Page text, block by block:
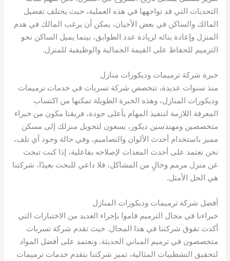
التحديات التي قد تواجهها في هذه العملية، حيث يختلف تفضيل
المالك والساكن في بعض الأحيان، يمكن أن يرغب المالك في هدم
المنزل وإعادة بنائه لزيادة عدد الطوابق، بينما يميل الساكن نحو
الترميم للحفاظ على القيمة الجمالية والوظيفية للمنزل.
خبرة شركة ترميمات وديكورات منازل
منذ سنوات عديدة، تتخصص شركة تسربات في خدمات ترميمات
وديكورات المنازل، وهذه الخبرة الطويلة تمكنها من اكتساب
المعرفة اللازمة لتنفيذ المهام بأعلى جودة، فريقنا مكون من خبراء
متخصصين ومهندسين ديكور، يسعون لتحويل منزلك إلى مسكن
مميز باستخدام أحدث الألوان والتصاميم، وفي حالة وجود أي تلف،
نحن نعتمد على أحدث المعدات لإصلاحه بفاعلية، إذا كنت تبحث
عن منزل مرمم وخالٍ من المشاكل، فلا داعي للبحث بعيدًا، شركتنا
هي الحل الأمثل.
أفضل شركة ترميمات وديكورات المنازل
خبراءنا في مجال الترميم قاموا بإجراء العديد من الاختبارات التي
أكدت تفوق شركتنا في هذا المجال. حيث تقدم شركة تسربات
متخصصون في ترميم المباني الحديثة. ونعتمد على أفضل المواد
لتحقيق التشطيبات المثالية، تميز شركتنا بتقدم خدمات ترميمات